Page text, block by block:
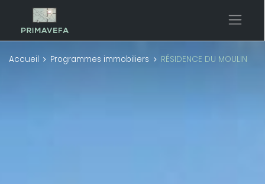
Accueil Programmes immobiliers RÉSIDENCE DU MOULIN